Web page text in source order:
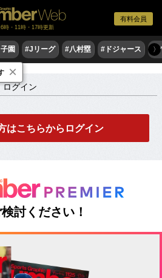
有料会員
時・11時・17時更新
園 #Jリーグ #八村塁 #ドジャース #
〉
ン
ログイン
はこちらからログイン
討ください！
×